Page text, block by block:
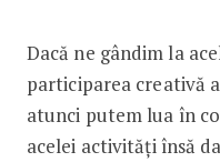
Dacă ne gândim la
participarea creativă
atunci putem lua în
acelei activități însă